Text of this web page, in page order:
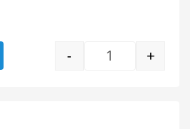
Copriforo
- +